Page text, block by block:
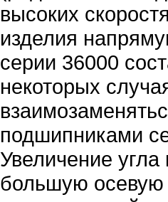
высоких
изделия
серии 36000
некоторых
подшипниками
Увеличение угла
большую осевую